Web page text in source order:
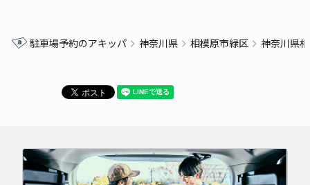
駐車場予約のアキッパ 神奈川県 相模原市緑区 神奈川県